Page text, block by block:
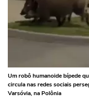
Um robô humanoide bípede
circula nas redes sociais
Varsóvia, na Polônia